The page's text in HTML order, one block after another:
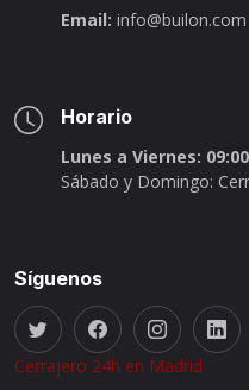
Email: info@builon.com
Horario
Lunes a Viernes:
Sábado y Domingo:
Síguenos
Cerrajero 24h en Madrid